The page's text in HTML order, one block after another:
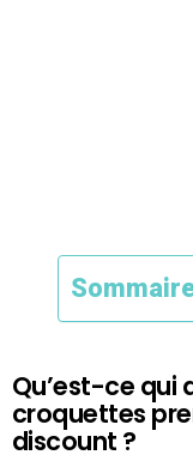
Qu’est-ce qui
croquettes
discount ?